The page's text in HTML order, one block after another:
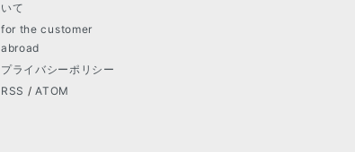
いて
for the customer
abroad
プライバシーポリシー
RSS /ATOM